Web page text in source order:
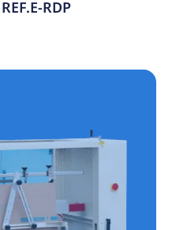
RDP